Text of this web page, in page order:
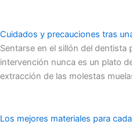
Cuidados y precauciones tras
Sentarse en el sillón del dentista
intervención nunca es un plato
extracción de las molestas
Los mejores materiales para